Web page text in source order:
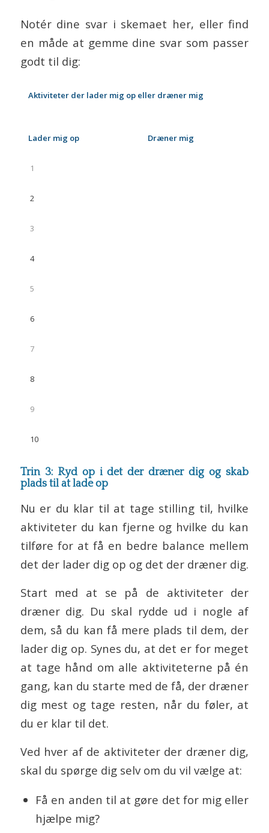
Notér dine svar i skemaet her, eller find
en måde at gemme dine svar som passer
godt til dig:
Aktiviteter der lader mig op eller dræner mig
Lader mig op Dræner mig
1
2
3
4
5
6
7
8
9
10
Trin 3: Ryd op i det der dræner dig og skab
plads til at lade op
Nu er du klar til at tage stilling til, hvilke
aktiviteter du kan fjerne og hvilke du kan
tilføre for at få en bedre balance mellem
det der lader dig op og det der dræner dig.
Start med at se på de aktiviteter der
dræner dig. Du skal rydde ud i nogle af
dem, så du kan få mere plads til dem, der
lader dig op. Synes du, at det er for meget
at tage hånd om alle aktiviteterne på én
gang, kan du starte med de få, der dræner
dig mest og tage resten, når du føler, at
du er klar til det.
Ved hver af de aktiviteter der dræner dig,
skal du spørge dig selv om du vil vælge at:
Få en anden til at gøre det for mig eller
hjælpe mig?